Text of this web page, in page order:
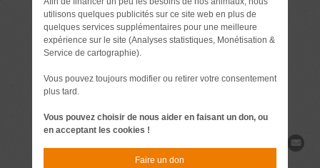
avant l'adoption
Demande de
utilisons quelques publicités sur ce site web en plus de
quelques services supplémentaires pour une meilleure
expérience sur le site (Analyses statistiques, Monétisation &
Service de cartographie).
Vous pouvez toujours modifier ou retirer votre consentement
plus tard.
Vous pouvez choisir de nous aider en faisant un don, ou
en acceptant les cookies !
Faire un don